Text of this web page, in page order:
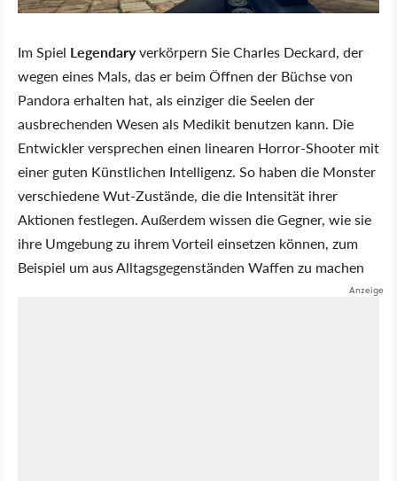
Im Spiel Legendaryverkörpern Sie Charles Deckard, der
wegen eines Mals, das er beim Öffnen der Büchse von
Pandora erhalten hat, als einziger die Seelen der
ausbrechenden Wesen als Medikit benutzen kann. Die
Entwickler versprechen einen linearen Horror-Shooter mit
einer guten Künstlichen Intelligenz. So haben die Monster
verschiedene Wut-Zustände, die die Intensität ihrer
Aktionen festlegen. Außerdem wissen die Gegner, wie sie
ihre Umgebung zu ihrem Vorteil einsetzen können, zum
Beispiel um aus Alltagsgegenständen Waffen zu machen